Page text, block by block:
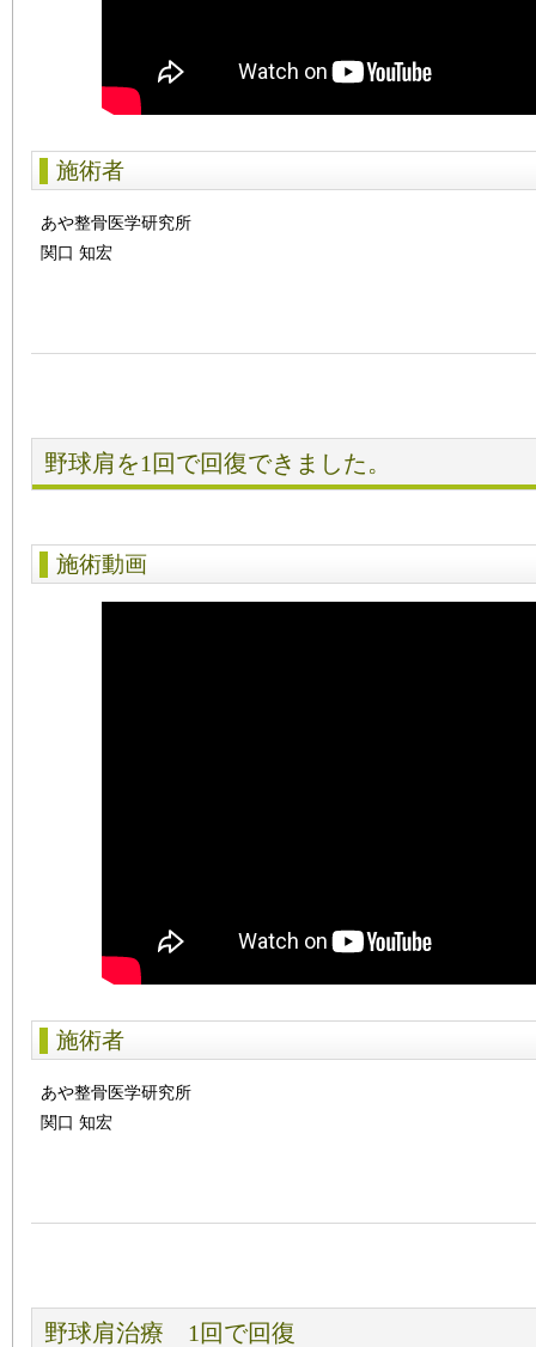
施術者
あや整骨医学研究所
関口 知宏
野球肩を1回で回復できました。
施術動画
施術者
あや整骨医学研究所
関口 知宏
野球肩治療 1回で回復